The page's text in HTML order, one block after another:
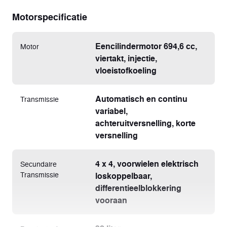
Motorspecificatie
Motor
Eencilindermotor 694,6 cc,
viertakt, injectie,
vloeistofkoeling
Transmissie
Automatisch en continu
variabel,
achteruitversnelling, korte
versnelling
Secundaire
Transmissie
4 x 4, voorwielen elektrisch
loskoppelbaar,
differentieelblokkering
vooraan